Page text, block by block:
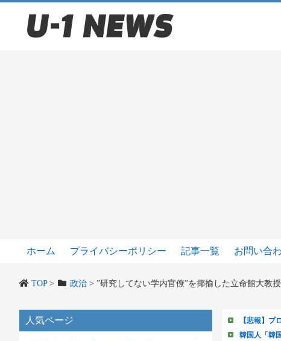
ホーム プライバシーポリシー 記事一覧 お問い合
TOP> 政治> ”研究してない学内官僚”を揶揄した立命館大
人気ページ